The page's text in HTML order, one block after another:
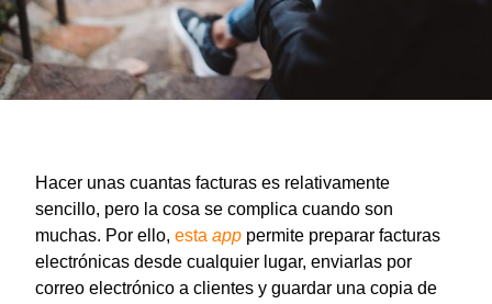
Hacer unas cuantas facturas es relativamente
sencillo, pero la cosa se complica cuando son
muchas. Por ello, esta app permite preparar facturas
electrónicas desde cualquier lugar, enviarlas por
correo electrónico a clientes y guardar una copia de